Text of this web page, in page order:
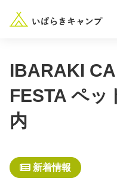
―
IBARAKI
FESTA ペッ
内
新着情報